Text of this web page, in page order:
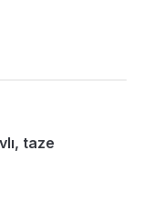
taze